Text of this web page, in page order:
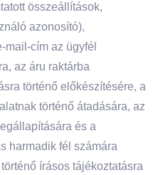
összeállítások,
azonosító),
cím az ügyfél
az áru raktárba
történő előkészítésére, a
történő átadására, az
és a
harmadik fél számára
írásos tájékoztatásra